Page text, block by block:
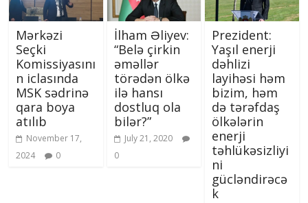
Mərkəzi
Seçki
Komissiyasını
n iclasında
MSK sədrinə
qara boya
atılıb
November 17,
2024
0
İlham Əliyev:
“Belə çirkin
əməllər
törədən ölkə
ilə hansı
dostluq ola
bilər?”
July 21, 2020
0
Prezident:
Yaşıl enerji
dəhlizi
layihəsi həm
bizim, həm
də tərəfdaş
ölkələrin
enerji
təhlükəsizliyi
ni
gücləndirəcə
k